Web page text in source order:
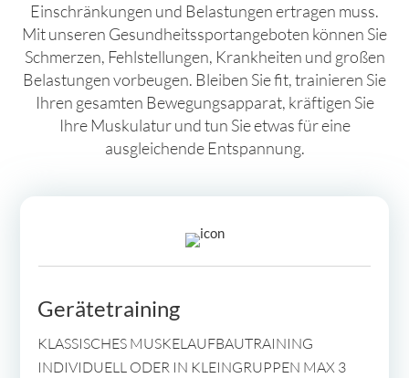
Einschränkungen und Belastungen ertragen muss.
Mit unseren Gesundheitssportangeboten können Sie
Schmerzen, Fehlstellungen, Krankheiten und großen
Belastungen vorbeugen. Bleiben Sie fit, trainieren Sie
Ihren gesamten Bewegungsapparat, kräftigen Sie
Ihre Muskulatur und tun Sie etwas für eine
ausgleichende Entspannung.
Gerätetraining
KLASSISCHES MUSKELAUFBAUTRAINING
INDIVIDUELL ODER IN KLEINGRUPPEN MAX 3